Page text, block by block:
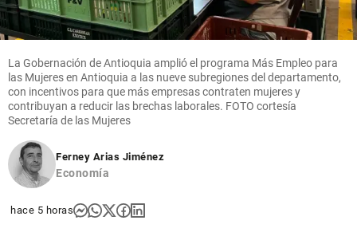
La Gobernación de Antioquia amplió el programa Más Empleo para
las Mujeres en Antioquia a las nueve subregiones del departamento,
con incentivos para que más empresas contraten mujeres y
contribuyan a reducir las brechas laborales. FOTO cortesía
Secretaría de las Mujeres
Ferney Arias Jiménez
Economía
hace 5 horas